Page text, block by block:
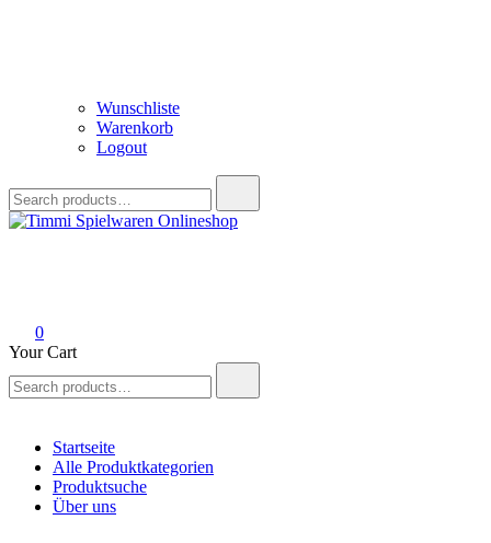
Wunschliste
Warenkorb
Logout
for:
0
Your Cart
for:
Startseite
Alle Produktkategorien
Produktsuche
Über uns